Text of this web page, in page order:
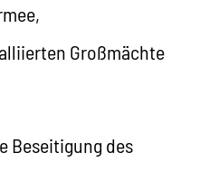
Großmächte
Beseitigung des